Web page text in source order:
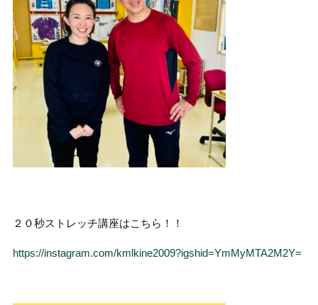
２０秒ストレッチ講座はこちら！！
https://instagram.com/kmlkine2009?igshid=YmMyMTA2M2Y=